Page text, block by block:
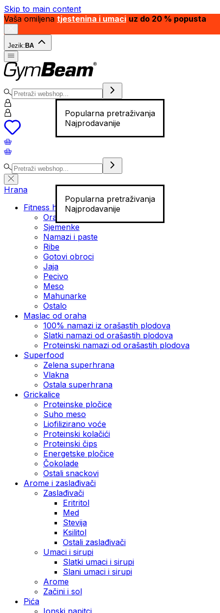
Skip to main content
Vaša omiljena tjestenina i umaci uz do 20 % popusta
Jezik: BA
Popularna pretraživanja
Najprodavanije
Popularna pretraživanja
Najprodavanije
Hrana
Fitness hrana
Orašasti plodovi
Sjemenke
Namazi i paste
Ribe
Gotovi obroci
Jaja
Pecivo
Meso
Mahunarke
Ostalo
Maslac od oraha
100% namazi iz orašastih plodova
Slatki namazi od orašastih plodova
Proteinski namazi od orašastih plodova
Superfood
Zelena superhrana
Vlakna
Ostala superhrana
Grickalice
Proteinske pločice
Suho meso
Liofilizirano voće
Proteinski kolačići
Proteinski čips
Energetske pločice
Čokolade
Ostali snackovi
Arome i zaslađivači
Zaslađivači
Eritritol
Med
Stevija
Ksilitol
Ostali zaslađivači
Umaci i sirupi
Slatki umaci i sirupi
Slani umaci i sirupi
Arome
Začini i sol
Pića
Ionski napitci